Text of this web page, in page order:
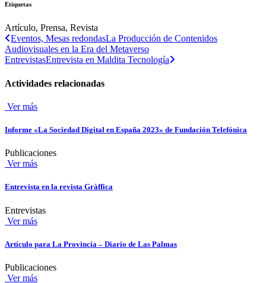
Etiquetas
Artículo, Prensa, Revista
Eventos, Mesas redondasLa Producción de Contenidos
Audiovisuales en la Era del Metaverso
EntrevistasEntrevista en Maldita Tecnología
Actividades relacionadas
Ver más
Informe «La Sociedad Digital en España 2023» de Fundación Telefónica
Publicaciones
Ver más
Entrevista en la revista Gràffica
Entrevistas
Ver más
Artículo para La Provincia – Diario de Las Palmas
Publicaciones
Ver más